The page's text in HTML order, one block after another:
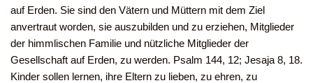
auf Erden. Sie sind den Vätern und Müttern mit dem Ziel
anvertraut worden, sie auszubilden und zu erziehen, Mitglieder
der himmlischen Familie und nützliche Mitglieder der
Gesellschaft auf Erden, zu werden. Psalm 144, 12; Jesaja 8, 18.
Kinder sollen lernen, ihre Eltern zu lieben, zu ehren, zu